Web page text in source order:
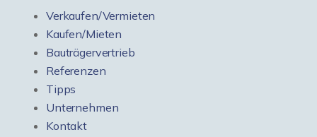
Verkaufen/Vermieten
Kaufen/Mieten
Bauträgervertrieb
Referenzen
Tipps
Unternehmen
Kontakt